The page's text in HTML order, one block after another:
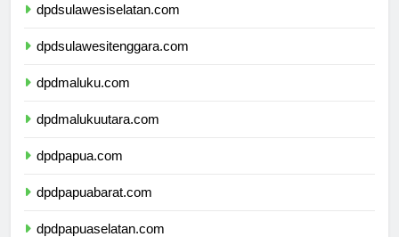
dpdsulawesiselatan.com
dpdsulawesitenggara.com
dpdmaluku.com
dpdmalukuutara.com
dpdpapua.com
dpdpapuabarat.com
dpdpapuaselatan.com